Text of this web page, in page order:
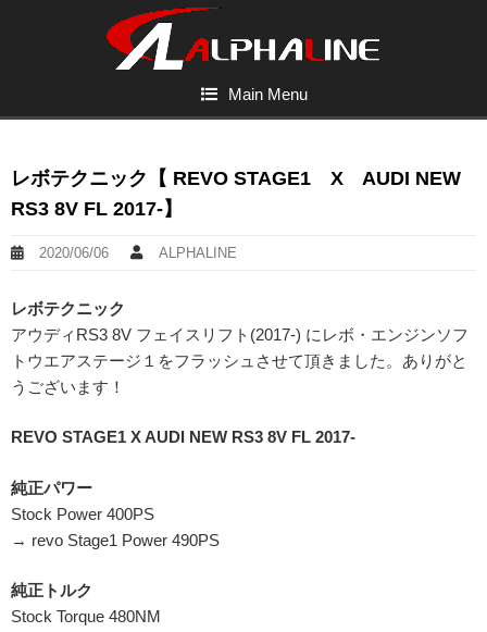
Main Menu
レボテクニック【 REVO STAGE1 X AUDI NEW
RS3 8V FL 2017-】
2020/06/06 ALPHALINE
レボテクニック
アウディRS3 8V フェイスリフト(2017-) にレボ・エンジンソフ
トウエアステージ１をフラッシュさせて頂きました。ありがと
うございます！
REVO STAGE1 X AUDI NEW RS3 8V FL 2017-
純正パワー
Stock Power 400PS
→ revo Stage1 Power 490PS
純正トルク
Stock Torque 480NM